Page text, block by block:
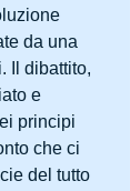
da una
Il dibattito,
e
principi
che ci
del tutto